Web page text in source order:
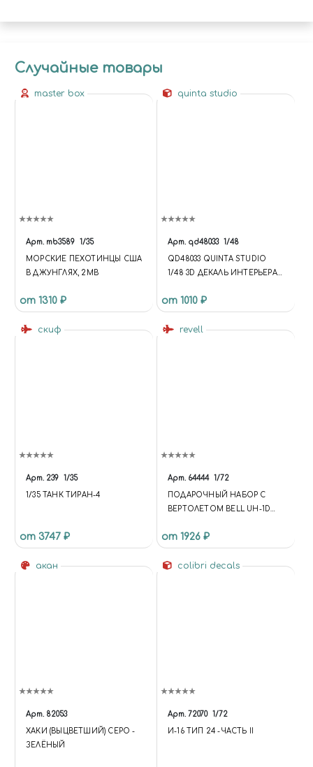
Случайные товары
master box
Арт. mb3589 1/35
МОРСКИЕ ПЕХОТИНЦЫ США
В ДЖУНГЛЯХ, 2МВ
от 1310 ₽
quinta studio
Арт. qd48033 1/48
QD48033 QUINTA STUDIO
1/48 3D ДЕКАЛЬ ИНТЕРЬЕРА
KINETIC)
от 1010 ₽
скиф
Арт. 239 1/35
1/35 ТАНК ТИРАН-4
от 3747 ₽
revell
Арт. 64444 1/72
ПОДАРОЧНЫЙ НАБОР С
ВЕРТОЛЕТОМ BELL UH-1D
от 1926 ₽
акан
Арт. 82053
ХАКИ (ВЫЦВЕТШИЙ) СЕРО -
ЗЕЛЁНЫЙ
colibri decals
Арт. 72070 1/72
И-16 ТИП 24 -ЧАСТЬ II